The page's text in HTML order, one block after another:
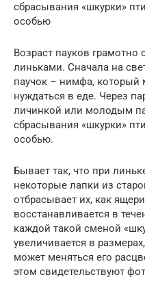
сбрасывания «шкурки»
особью
Возраст пауков грамотно
линьками. Сначала на
паучок – нимфа, который
нуждаться в еде. Через
личинкой или молодым
сбрасывания «шкурки»
особью.
Бывает так, что при
некоторые лапки из
отбрасывает их, как
восстанавливается в
каждой такой сменой
увеличивается в
может меняться его
этом свидетельствуют